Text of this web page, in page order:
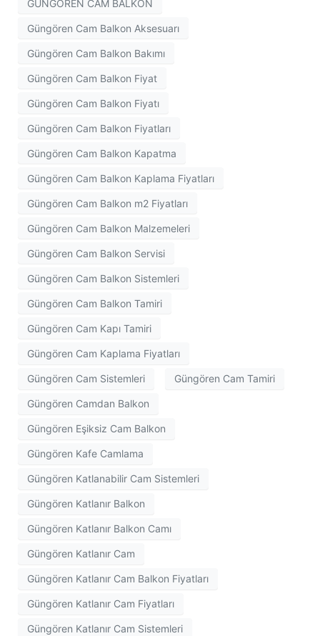
GÜNGÖREN CAM BALKON
Güngören Cam Balkon Aksesuarı
Güngören Cam Balkon Bakımı
Güngören Cam Balkon Fiyat
Güngören Cam Balkon Fiyatı
Güngören Cam Balkon Fiyatları
Güngören Cam Balkon Kapatma
Güngören Cam Balkon Kaplama Fiyatları
Güngören Cam Balkon m2 Fiyatları
Güngören Cam Balkon Malzemeleri
Güngören Cam Balkon Servisi
Güngören Cam Balkon Sistemleri
Güngören Cam Balkon Tamiri
Güngören Cam Kapı Tamiri
Güngören Cam Kaplama Fiyatları
Güngören Cam Sistemleri Güngören Cam Tamiri
Güngören Camdan Balkon
Güngören Eşiksiz Cam Balkon
Güngören Kafe Camlama
Güngören Katlanabilir Cam Sistemleri
Güngören Katlanır Balkon
Güngören Katlanır Balkon Camı
Güngören Katlanır Cam
Güngören Katlanır Cam Balkon Fiyatları
Güngören Katlanır Cam Fiyatları
Güngören Katlanır Cam Sistemleri